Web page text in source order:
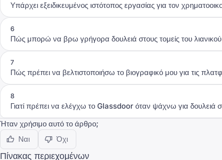
Υπάρχει εξειδικευμένος ιστότοπος εργασίας για τον
6
Πώς μπορώ να βρω γρήγορα δουλειά στους τομείς του
7
Πώς πρέπει να βελτιστοποιήσω το βιογραφικό μου για τις
8
Γιατί πρέπει να ελέγχω το Glassdoor όταν ψάχνω για δουλειά
Ήταν χρήσιμο αυτό το άρθρο;
Ναι
Όχι
Πίνακας περιεχομένων